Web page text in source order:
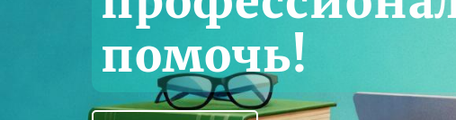
помочь!